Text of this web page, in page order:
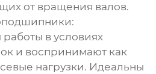
от вращения валов.
в условиях
и воспринимают как
нагрузки. Идеальны